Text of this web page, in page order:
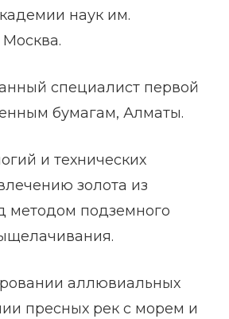
наук им.
Москва.
специалист первой
бумагам, Алматы.
и технических
золота из
методом подземного
аллювиальных
пресных рек с морем и